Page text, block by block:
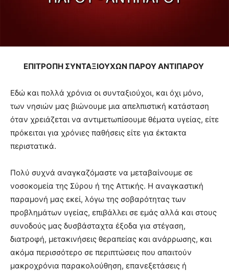
ΕΠΙΤΡΟΠΗ ΣΥΝΤΑΞΙΟΥΧΩΝ ΠΑΡΟΥ ΑΝΤΙΠΑΡΟΥ
Εδώ και πολλά χρόνια οι συνταξιούχοι, και όχι μόνο,
των νησιών μας βιώνουμε μια απελπιστική κατάσταση
όταν χρειάζεται να αντιμετωπίσουμε θέματα υγείας, είτε
πρόκειται για χρόνιες παθήσεις είτε για έκτακτα
περιστατικά.
Πολύ συχνά αναγκαζόμαστε να μεταβαίνουμε σε
νοσοκομεία της Σύρου ή της Αττικής. Η αναγκαστική
παραμονή μας εκεί, λόγω της σοβαρότητας των
προβλημάτων υγείας, επιβάλλει σε εμάς αλλά και στους
συνοδούς μας δυσβάσταχτα έξοδα για στέγαση,
διατροφή, μετακινήσεις θεραπείας και ανάρρωσης, και
ακόμα περισσότερο σε περιπτώσεις που απαιτούν
μακροχρόνια παρακολούθηση, επανεξετάσεις ή